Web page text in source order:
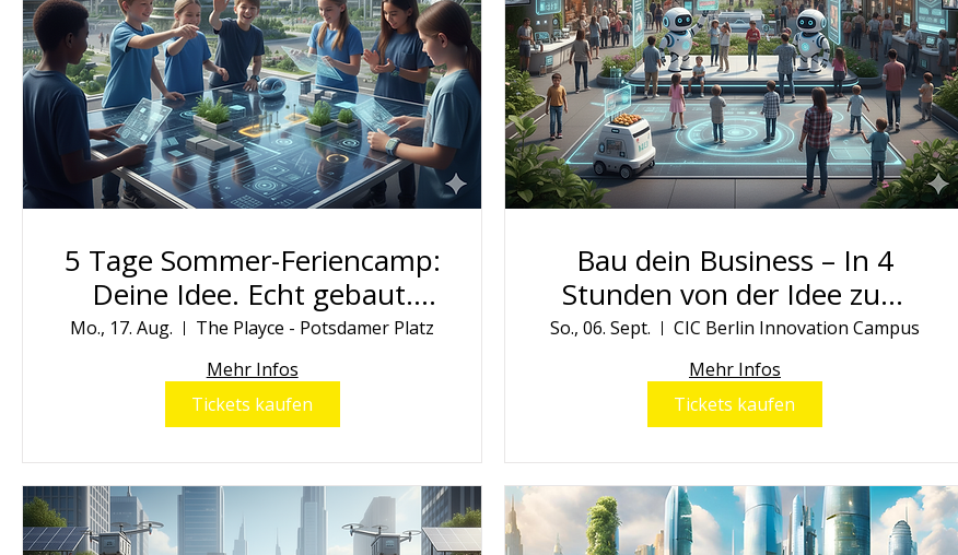
5 Tage Sommer-Feriencamp:
Deine Idee. Echt gebaut.
Öffentlich ausgestellt.
Mo., 17. Aug.
The Playce - Potsdamer Platz
Mehr Infos
Tickets kaufen
Bau dein Business – In 4
Stunden von der Idee zum
Pitch
So., 06. Sept.
CIC Berlin Innovation Campus
Mehr Infos
Tickets kaufen